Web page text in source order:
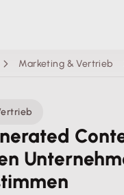
Marketing & Vertrieb